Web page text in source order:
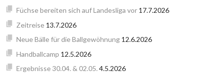
Füchse bereiten sich auf Landesliga vor 17.7.2026
Zeitreise 13.7.2026
Neue Bälle für die Ballgewöhnung 12.6.2026
Handballcamp 12.5.2026
Ergebnisse 30.04. & 02.05. 4.5.2026